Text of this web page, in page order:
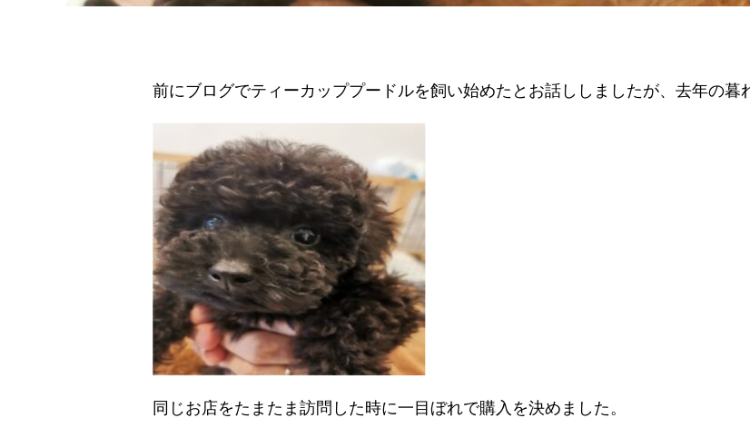
前にブログでティーカッププードルを飼い始めたとお話ししましたが、去年の暮
同じお店をたまたま訪問した時に一目ぼれで購入を決めました。